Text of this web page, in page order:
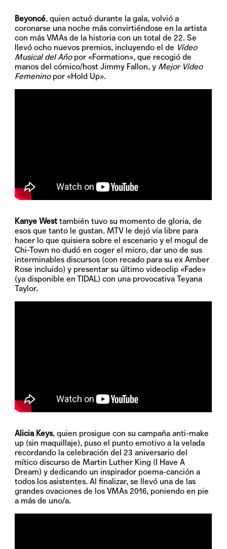
Beyoncé, quien actuó durante la gala, volvió a
coronarse una noche más convirtiéndose en la artista
con más VMAs de la historia con un total de 22. Se
llevó ocho nuevos premios, incluyendo el de Vídeo
Musical del Año por «Formation», que recogió de
manos del cómico/host Jimmy Fallon, y Mejor Vídeo
Femeninopor «Hold Up».
Kanye West también tuvo su momento de gloria, de
esos que tanto le gustan. MTV le dejó vía libre para
hacer lo que quisiera sobre el escenario y el mogul de
Chi-Town no dudó en coger el micro, dar uno de sus
interminables discursos (con recado para su ex Amber
Rose incluido) y presentar su último videoclip «Fade»
(ya disponible en TIDAL) con una provocativa Teyana
Taylor.
Alicia Keys, quien prosigue con su campaña anti-make
up (sin maquillaje), puso el punto emotivo a la velada
recordando la celebración del 23 aniversario del
mítico discurso de Martin Luther King (I Have A
Dream) y dedicando un inspirador poema-canción a
todos los asistentes. Al finalizar, se llevó una de las
grandes ovaciones de los VMAs 2016, poniendo en pie
a más de uno/a.